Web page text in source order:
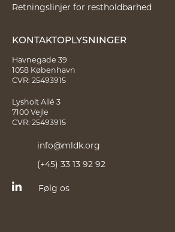
Retningslinjer for restholdbarhed
KONTAKTOPLYSNINGER
Havnegade 39
1058 København
CVR: 25493915
Lysholt Allé 3
7100 Vejle
CVR: 25493915
info@mldk.org
(+45) 33 13 92 92
Følg os